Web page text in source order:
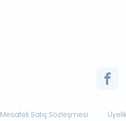
Mesafeli Satış Sözleşmesi